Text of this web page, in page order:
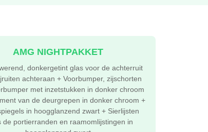
AMG NIGHTPAKKET
donkergetint glas voor de achterruit
achteraan + Voorbumper, zijschorten
met inzetstukken in donker chroom
van de deurgrepen in donker chroom +
in hoogglanzend zwart + Sierlijsten
de portierranden en raamomlijstingen in